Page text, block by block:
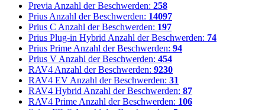
Previa Anzahl der Beschwerden: 258
Prius Anzahl der Beschwerden: 14097
Prius C Anzahl der Beschwerden: 197
Prius Plug-in Hybrid Anzahl der Beschwerden: 74
Prius Prime Anzahl der Beschwerden: 94
Prius V Anzahl der Beschwerden: 454
RAV4 Anzahl der Beschwerden: 9230
RAV4 EV Anzahl der Beschwerden: 31
RAV4 Hybrid Anzahl der Beschwerden: 87
RAV4 Prime Anzahl der Beschwerden: 106